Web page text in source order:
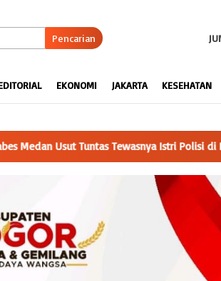
Pencarian
EKONOMI JAKARTA KESEHATAN
Polisi di Helvetia Perkuat